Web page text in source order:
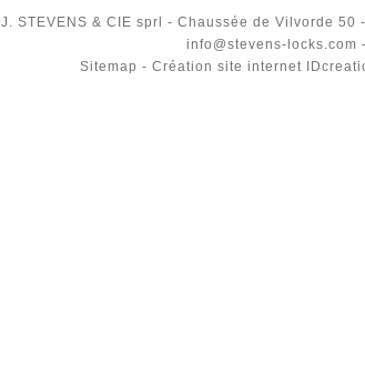
J. STEVENS & CIE sprl - Chaussée de Vilvorde 50
info@stevens-locks.com
Sitemap - Création site internet